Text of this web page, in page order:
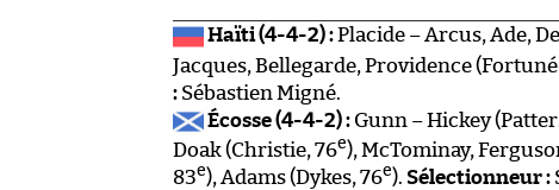
Haïti (4-4-2) :Placide – Arcus, Ade,
Jacques, Bellegarde, Providence
: Sébastien Migné.
Écosse (4-4-2) :Gunn – Hickey
Doak (Christie, 76e), McTominay,
83e), Adams (Dykes, 76e). Sélectionneur :